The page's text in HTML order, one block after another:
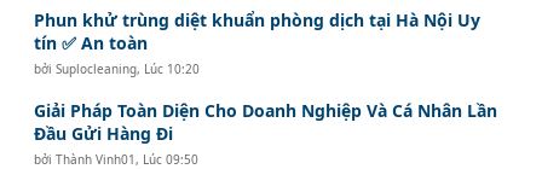
Phun khử trùng diệt khuẩn phòng dịch tại Hà Nội Uy
tín ✅ An toàn
bởiSuplocleaning, Lúc 10:20
Giải Pháp Toàn Diện Cho Doanh Nghiệp Và Cá Nhân Lần
Đầu Gửi Hàng Đi
bởiThành Vinh01 , Lúc 09:50